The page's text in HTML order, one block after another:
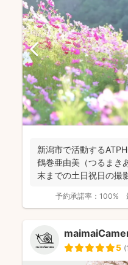
新潟市で活動する
鶴巻亜由美（つるまき
末までの土日祝日の撮
予約承諾率： 100%
5 (1